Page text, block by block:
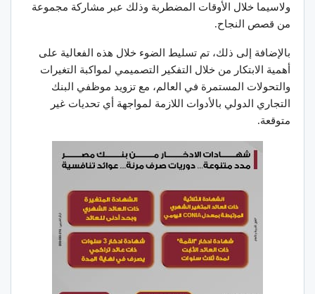
ولاسيما خلال الأوقات المضطربة وذلك عبر مشاركة مجموعة
من قصص النجاح.
بالإضافة إلى ذلك، تم تسليط الضوء خلال هذه الفعالية على
أهمية الابتكار من خلال التفكير التصميمي لمواكبة التغيرات
والتحولات المستمرة في العالم، مع تزويد موظفي البنك
التجاري الدولي بالأدوات اللازمة لمواجهة أي تحديات غير
متوقعة.